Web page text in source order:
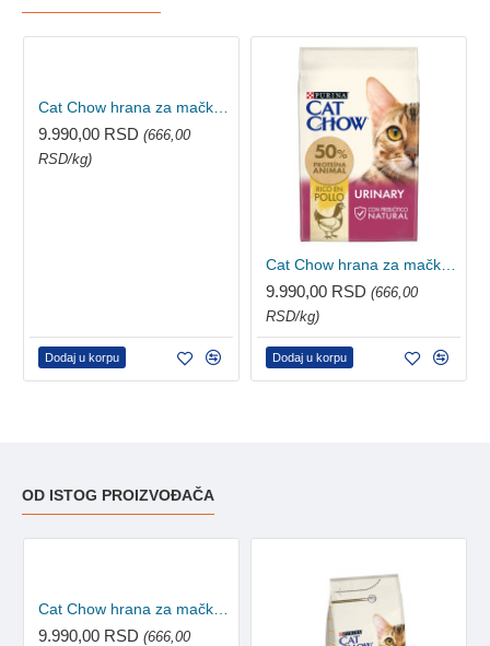
9.990,00 RSD (666,00
RSD/kg)
Dodaj u korpu
9.990,00 RSD (666,00
RSD/kg)
Dodaj u korpu
OD ISTOG PROIZVOĐAČA
9.990,00 RSD (666,00